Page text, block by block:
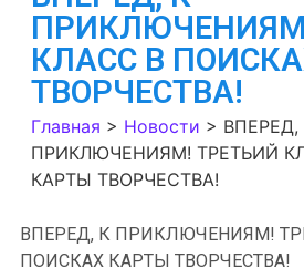
КЛАСС В
ТВОРЧЕСТВА!
Главная > Новости > ВПЕРЕД,
ПРИКЛЮЧЕНИЯМ! ТРЕТЬИЙ
КАРТЫ ТВОРЧЕСТВА!
ВПЕРЕД, К ПРИКЛЮЧЕНИЯМ!
ПОИСКАХ КАРТЫ ТВОРЧЕСТВА!